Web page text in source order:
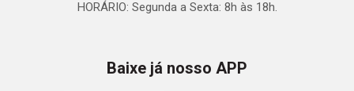
HORÁRIO: Segunda a Sexta: 8h às 18h.
Baixe já nosso APP